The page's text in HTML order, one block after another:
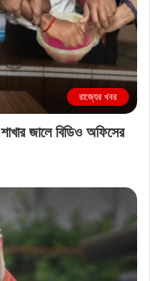
রাজ্যের খবর
জালে বিডিও অফিসের